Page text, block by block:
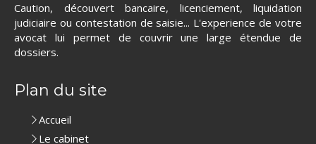
Caution, découvert bancaire, licenciement, liquidation
judiciaire ou contestation de saisie... L'experience de votre
avocat lui permet de couvrir une large étendue de
dossiers.
Plan du site
Accueil
Le cabinet